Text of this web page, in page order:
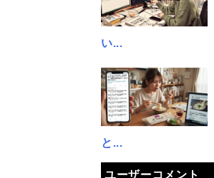
い...
と...
ユーザーコメント